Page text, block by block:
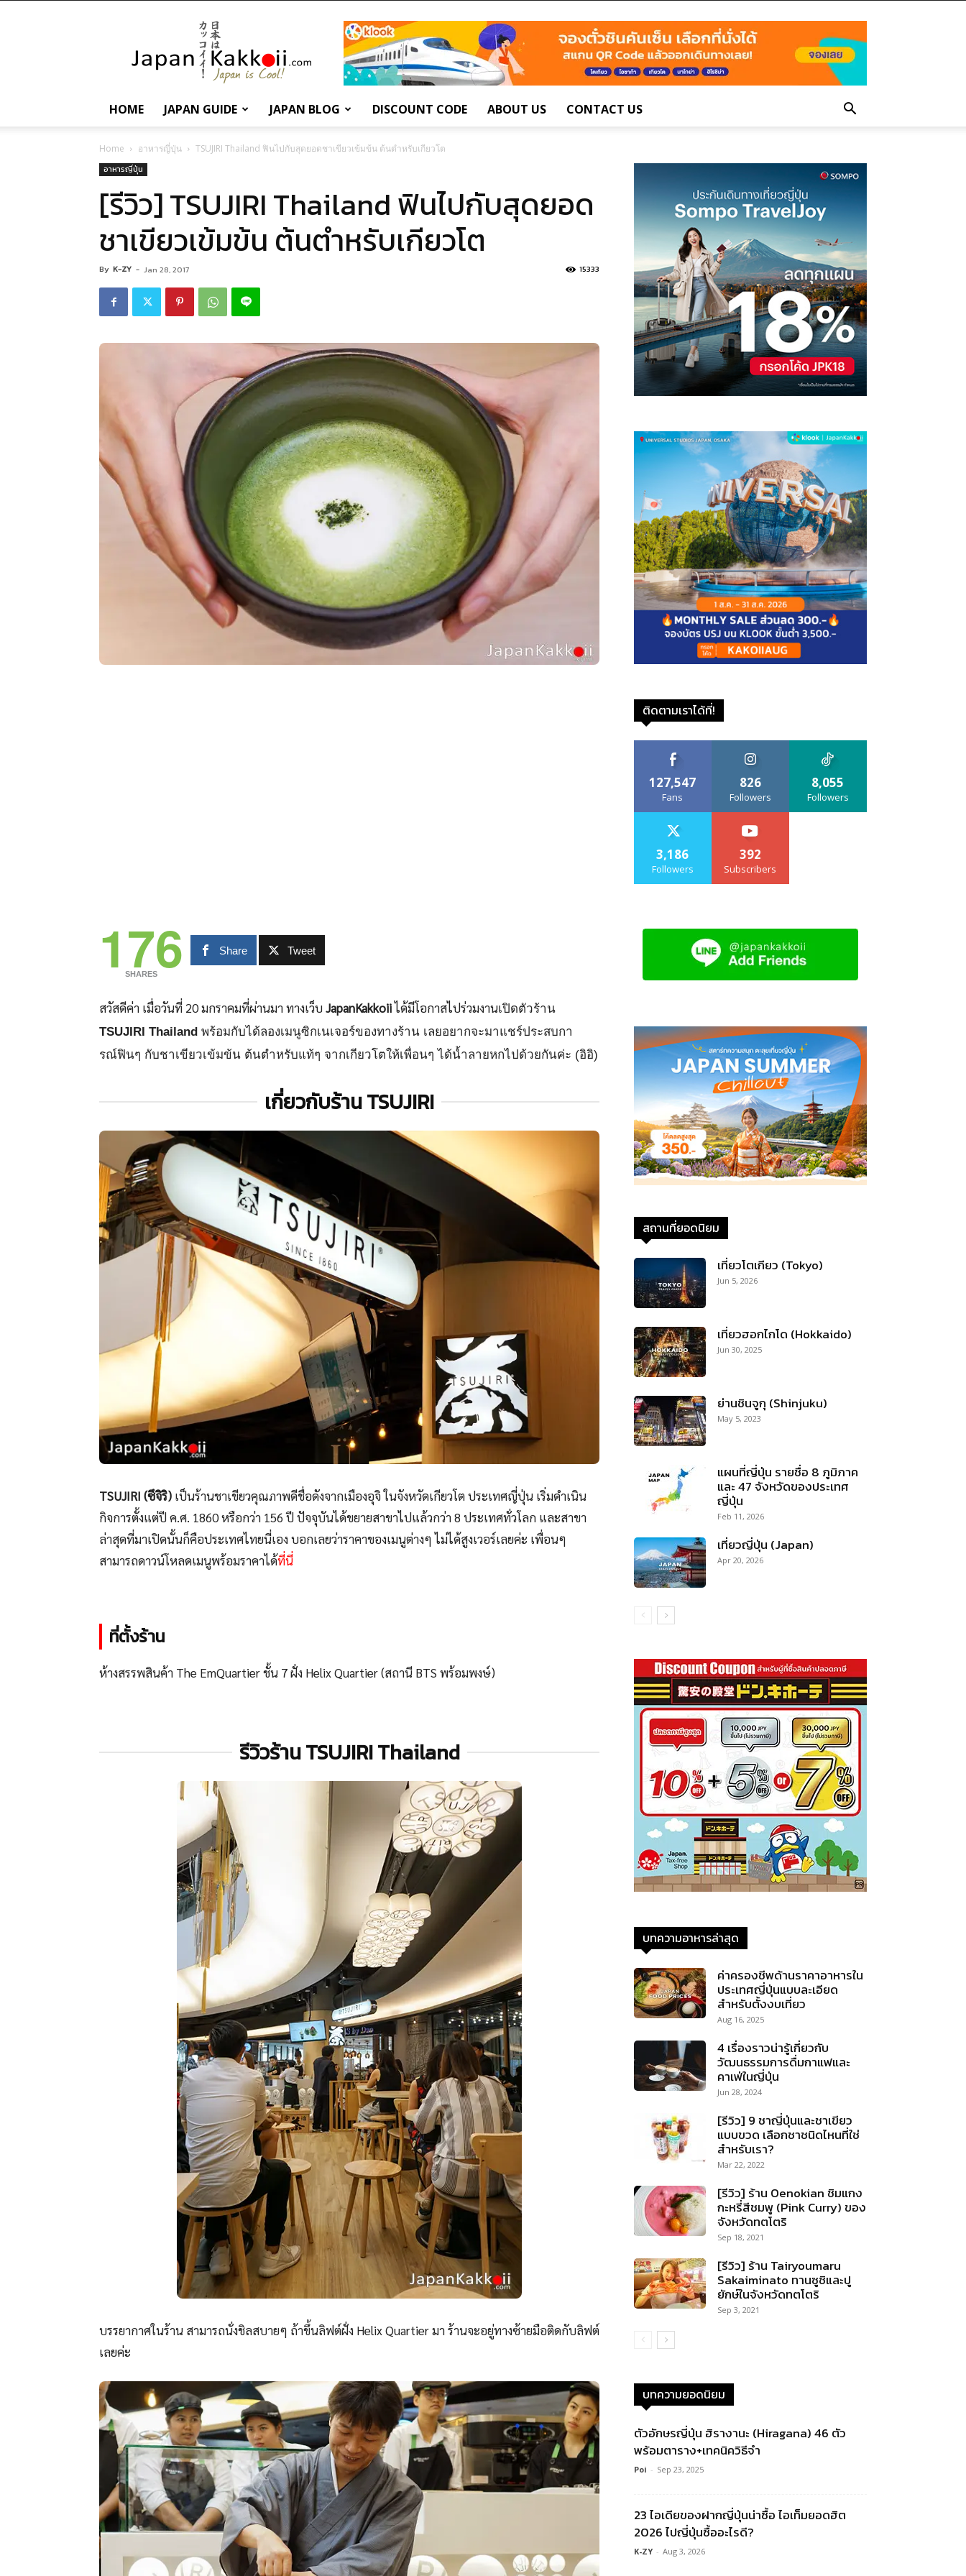
เกี่ยว
กับ
ญี่ปุ่น
และ
การ
เที่ยว
HOME JAPAN GUIDE JAPAN BLOG DISCOUNT CODE ABOUT US CONTACT US
Home อาหารญี่ปุ่น TSUJIRI Thailand ฟินไปกับสุดยอดชาเขียวเข้มข้น ต้นตำหรับเกียวโต
อาหารญี่ปุ่น
[รีวิว] TSUJIRI Thailand ฟินไปกับสุดยอด
ชาเขียวเข้มข้น ต้นตำหรับเกียวโต
By K-ZY - Jan 28, 2017 15333
176
SHARES
Share Tweet
สวัสดีค่า เมื่อวันที่ 20 มกราคมที่ผ่านมา ทางเว็บJapanKakkoiiได้มีโอกาสไปร่วมงานเปิดตัวร้าน
TSUJIRI Thailand พร้อมกับได้ลองเมนูซิกเนเจอร์ของทางร้าน เลยอยากจะมาแชร์ประสบกา
รณ์ฟินๆ กับชาเขียวเข้มข้น ต้นตำหรับแท้ๆ จากเกียวโตให้เพื่อนๆ ได้น้ำลายหกไปด้วยกันค่ะ (อิอิ)
เกี่ยวกับร้าน TSUJIRI
TSUJIRI (ซึจิริ) เป็นร้านชาเขียวคุณภาพดีชื่อดังจากเมืองอุจิ ในจังหวัดเกียวโต ประเทศญี่ปุ่น เริ่มดําเนิน
กิจการตั้งแต่ปี ค.ศ. 1860 หรือกว่า 156 ปี ปัจจุบันได้ขยายสาขาไปแล้วกว่า 8 ประเทศทั่วโลก และสาขา
ล่าสุดที่มาเปิดนั้นก็คือประเทศไทยนี่เอง บอกเลยว่าราคาของเมนูต่างๆ ไม่ได้สูงเวอร์เลยค่ะ เพื่อนๆ
สามารถดาวน์โหลดเมนูพร้อมราคาได้ที่นี่
ที่ตั้งร้าน
ห้างสรรพสินค้า The EmQuartier ชั้น 7 ฝั่ง Helix Quartier (สถานี BTS พร้อมพงษ์)
รีวิวร้าน TSUJIRI Thailand
บรรยากาศในร้าน สามารถนั่งชิลสบายๆ ถ้าขึ้นลิฟต์ฝั่ง Helix Quartier มา ร้านจะอยู่ทางซ้ายมือติดกับลิฟต์
เลยค่ะ
ติดตามเราได้ที่!
127,547
Fans
826
Followers
8,055
Followers
3,186
Followers
392
Subscribers
สถานที่ยอดนิยม
เที่ยวโตเกียว (Tokyo)
Jun 5, 2026
เที่ยวฮอกไกโด (Hokkaido)
Jun 30, 2025
ย่านชินจูกุ (Shinjuku)
May 5, 2023
แผนที่ญี่ปุ่น รายชื่อ 8 ภูมิภาค
และ 47 จังหวัดของประเทศ
ญี่ปุ่น
Feb 11, 2026
เที่ยวญี่ปุ่น (Japan)
Apr 20, 2026
บทความอาหารล่าสุด
ค่าครองชีพด้านราคาอาหารใน
ประเทศญี่ปุ่นแบบละเอียด
สำหรับตั้งงบเที่ยว
Aug 16, 2025
4 เรื่องราวน่ารู้เกี่ยวกับ
วัฒนธรรมการดื่มกาแฟและ
คาเฟ่ในญี่ปุ่น
Jun 28, 2024
[รีวิว] 9 ชาญี่ปุ่นและชาเขียว
แบบขวด เลือกชาชนิดไหนที่ใช่
สำหรับเรา?
Mar 22, 2022
[รีวิว] ร้าน Oenokian ชิมแกง
กะหรี่สีชมพู (Pink Curry) ของ
จังหวัดทตโตริ
Sep 18, 2021
[รีวิว] ร้าน Tairyoumaru
Sakaiminato ทานซูชิและปู
ยักษ์ในจังหวัดทตโตริ
Sep 3, 2021
บทความยอดนิยม
ตัวอักษรญี่ปุ่น ฮิรางานะ (Hiragana) 46 ตัว
พร้อมตาราง+เทคนิควิธีจำ
Poi - Sep 23, 2025
23 ไอเดียของฝากญี่ปุ่นน่าซื้อ ไอเท็มยอดฮิต
2026 ไปญี่ปุ่นซื้ออะไรดี?
K-ZY - Aug 3, 2026